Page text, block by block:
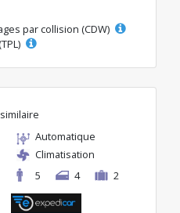
par collision (CDW)
Automatique
Climatisation
5
4 2